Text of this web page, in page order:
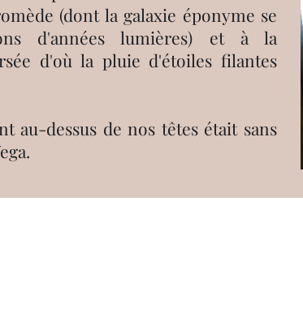
(dont la galaxie éponyme se
d'années lumières) et à la
d'où la pluie d'étoiles filantes
au-dessus de nos têtes était sans